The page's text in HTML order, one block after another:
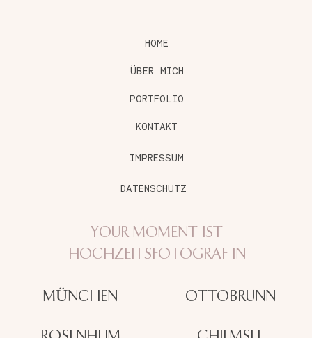
HOME
YOUR MOMENT IST
HOCHZEITSFOTOGRAF IN
ÜBER MICH
MÜNCHEN
PORTFOLIO
OTTOBRUNN
KONTAKT
IMPRESSUM
DATENSCHUTZ